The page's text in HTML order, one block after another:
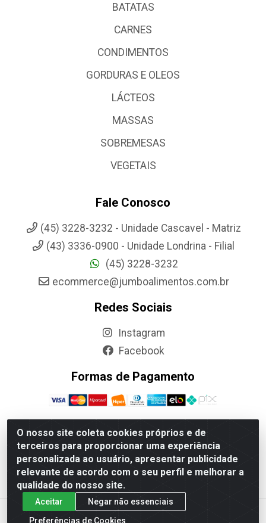
O nosso site coleta cookies próprios e de
terceiros para proporcionar uma experiência
personalizada ao usuário, apresentar publicidade
relevante de acordo com o seu perfil e melhorar a
qualidade do nosso site.
Aceitar
Negar não essenciais
Preferências de Cookies
BATATAS
CARNES
CONDIMENTOS
GORDURAS E OLEOS
LÁCTEOS
MASSAS
SOBREMESAS
VEGETAIS
Fale Conosco
(45) 3228-3232 - Unidade Cascavel - Matriz
(43) 3336-0900 - Unidade Londrina - Filial
(45) 3228-3232
ecommerce@jumboalimentos.com.br
Redes Sociais
Instagram
Facebook
Formas de Pagamento
Jumbo Alimentos Cascavel - Matriz - Rua Itatiba Do Sul,
161 - Santos Dumont, Cascavel-PR - CEP 85804-700-
CNPJ 85.522.043/0001-90